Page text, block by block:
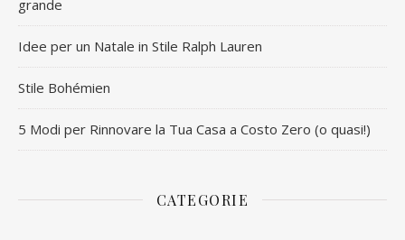
grande
Idee per un Natale in Stile Ralph Lauren
Stile Bohémien
5 Modi per Rinnovare la Tua Casa a Costo Zero (o quasi!)
CATEGORIE